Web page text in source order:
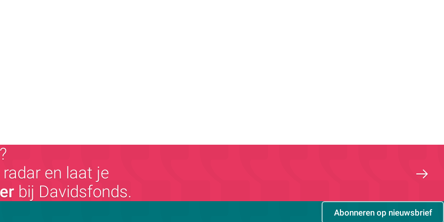
en laat je
bij Davidsfonds.
Abonneren op nieuwsbrief